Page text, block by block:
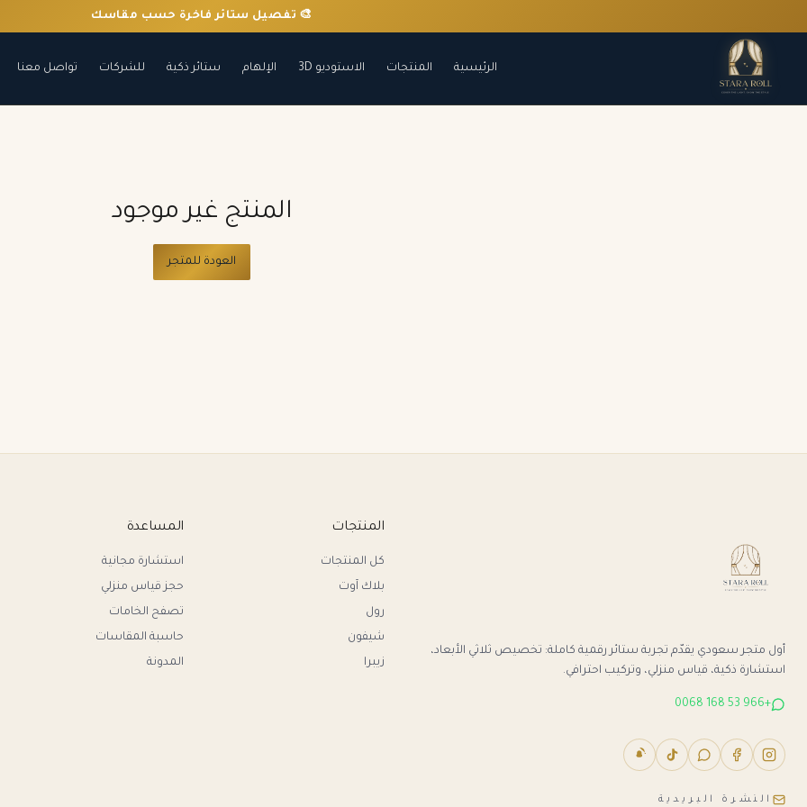
🎨 تفصيل ستائر فاخرة حسب مقاسك
الرئيسية المنتجات الاستوديو 3D الإلهام ستائر ذكية للشركات تواصل معنا
المنتج غير موجود
العودة للمتجر
أول متجر سعودي يقدّم تجربة ستائر رقمية كاملة: تخصيص ثلاثي الأبعاد،
استشارة ذكية، قياس منزلي، وتركيب احترافي.
+966 53 168 0068
النشرة البريدية
المنتجات
كل المنتجات
بلاك آوت
رول
شيفون
زيبرا
المساعدة
استشارة مجانية
حجز قياس منزلي
تصفح الخامات
حاسبة المقاسات
المدونة